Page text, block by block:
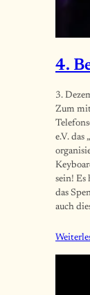
4.
3.
Zum
e.V. das
sein! Es
das
auch